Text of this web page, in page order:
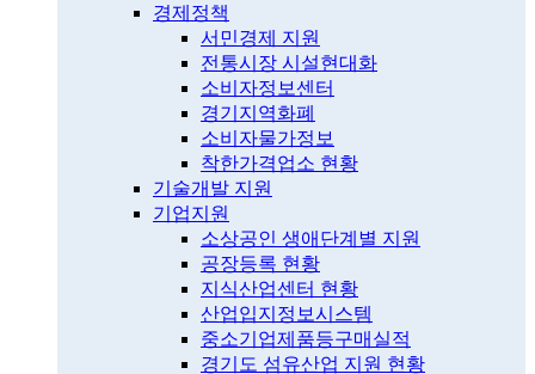
경제정책
서민경제 지원
전통시장 시설현대화
소비자정보센터
경기지역화폐
소비자물가정보
착한가격업소 현황
기술개발 지원
기업지원
소상공인 생애단계별 지원
공장등록 현황
지식산업센터 현황
산업입지정보시스템
중소기업제품등구매실적
경기도 섬유산업 지원 현황